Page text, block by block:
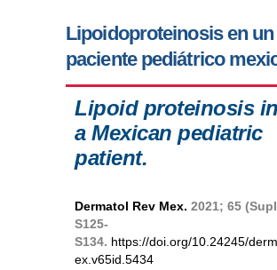
Lipoidoproteinosis en un
paciente pediátrico
Lipoid proteinosis in
a Mexican pediatric
patient.
Dermatol Rev Mex. 2021; 65
S125-
S134. https://doi.org/10.24245/
ex.v65id.5434